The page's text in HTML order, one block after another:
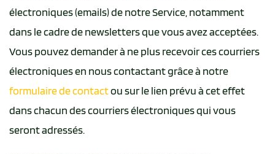
électroniques (emails) de notre Service, notamment
dans le cadre de newsletters que vous avez acceptées.
Vous pouvez demander à ne plus recevoir ces courriers
électroniques en nous contactant grâce à notre
formulaire de contactou sur le lien prévu à cet effet
dans chacun des courriers électroniques qui vous
seront adressés.